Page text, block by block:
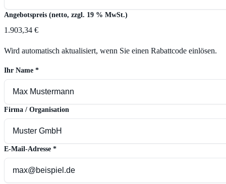
Angebotspreis (netto, zzgl. 19 % MwSt.)
1.903,34 €
Wird automatisch aktualisiert, wenn Sie einen Rabattcode einlösen.
Ihr Name *
Firma / Organisation
E-Mail-Adresse *